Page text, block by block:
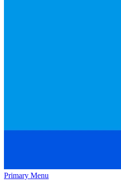
Primary Menu